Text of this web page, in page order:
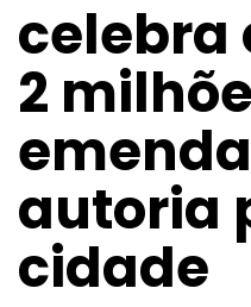
celebra
2
autoria
cidade